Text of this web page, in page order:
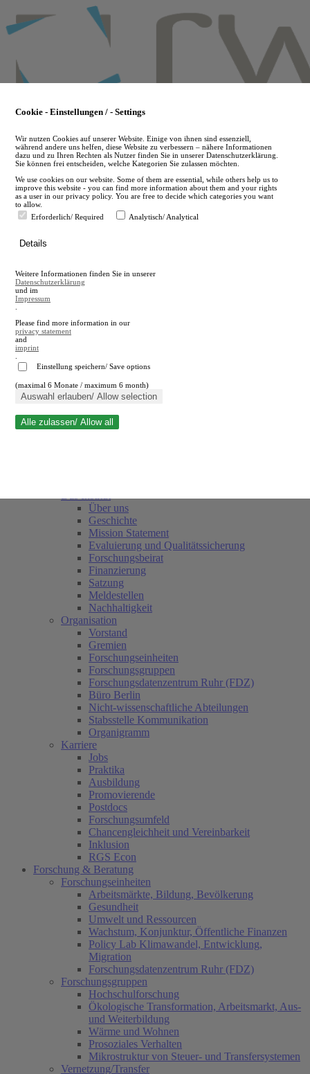
to
main
en
A
A
Suche schließen
Über uns
Geschichte
Mission Statement
Evaluierung und Qualitätssicherung
Forschungsbeirat
Finanzierung
Satzung
Meldestellen
Nachhaltigkeit
Organisation
Vorstand
Gremien
Forschungseinheiten
Forschungsgruppen
Forschungsdatenzentrum Ruhr (FDZ)
Büro Berlin
Nicht-wissenschaftliche Abteilungen
Stabsstelle Kommunikation
Organigramm
Karriere
Jobs
Praktika
Ausbildung
Promovierende
Postdocs
Forschungsumfeld
Chancengleichheit und Vereinbarkeit
Inklusion
RGS Econ
Forschung & Beratung
Forschungseinheiten
Arbeitsmärkte, Bildung, Bevölkerung
Gesundheit
Umwelt und Ressourcen
Wachstum, Konjunktur, Öffentliche Finanzen
Policy Lab Klimawandel, Entwicklung,
Migration
Forschungsdatenzentrum Ruhr (FDZ)
Forschungsgruppen
Hochschulforschung
Ökologische Transformation, Arbeitsmarkt, Aus-
und Weiterbildung
Wärme und Wohnen
Prosoziales Verhalten
Mikrostruktur von Steuer- und Transfersystemen
Vernetzung/Transfer
Cookie - Einstellungen / - Settings
Wir nutzen Cookies auf unserer Website. Einige von ihnen sind essenziell,
während andere uns helfen, diese Website zu verbessern – nähere Informationen
dazu und zu Ihren Rechten als Nutzer finden Sie in unserer Datenschutzerklärung.
Sie können frei entscheiden, welche Kategorien Sie zulassen möchten.
We use cookies on our website. Some of them are essential, while others help us to
improve this website - you can find more information about them and your rights
as a user in our privacy policy. You are free to decide which categories you want
to allow.
Erforderlich/ Required
Analytisch/ Analytical
Details
Weitere Informationen finden Sie in unserer
Datenschutzerklärung
und im
Impressum
Please find more information in our
privacy statement
and
imprint
Einstellung speichern/ Save options
(maximal 6 Monate / maximum 6 month)
Auswahl erlauben/ Allow selection
Alle zulassen/ Allow all